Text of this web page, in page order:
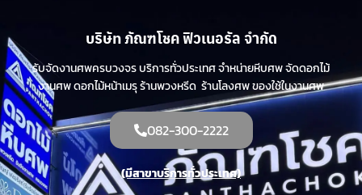
บริษัท ภัณฑโชค ฟิวเนอรัล จำกัด
รับจัดงานศพครบวงจร บริการทั่วประเทศ จำหน่ายหีบศพ จัดดอกไม้
งานศพ ดอกไม้หน้าเมรุ ร้านพวงหรีด ร้านโลงศพ ของใช้ในงานศพ
082-300-2222
(มีสาขาบริการทั่วประเทศ)